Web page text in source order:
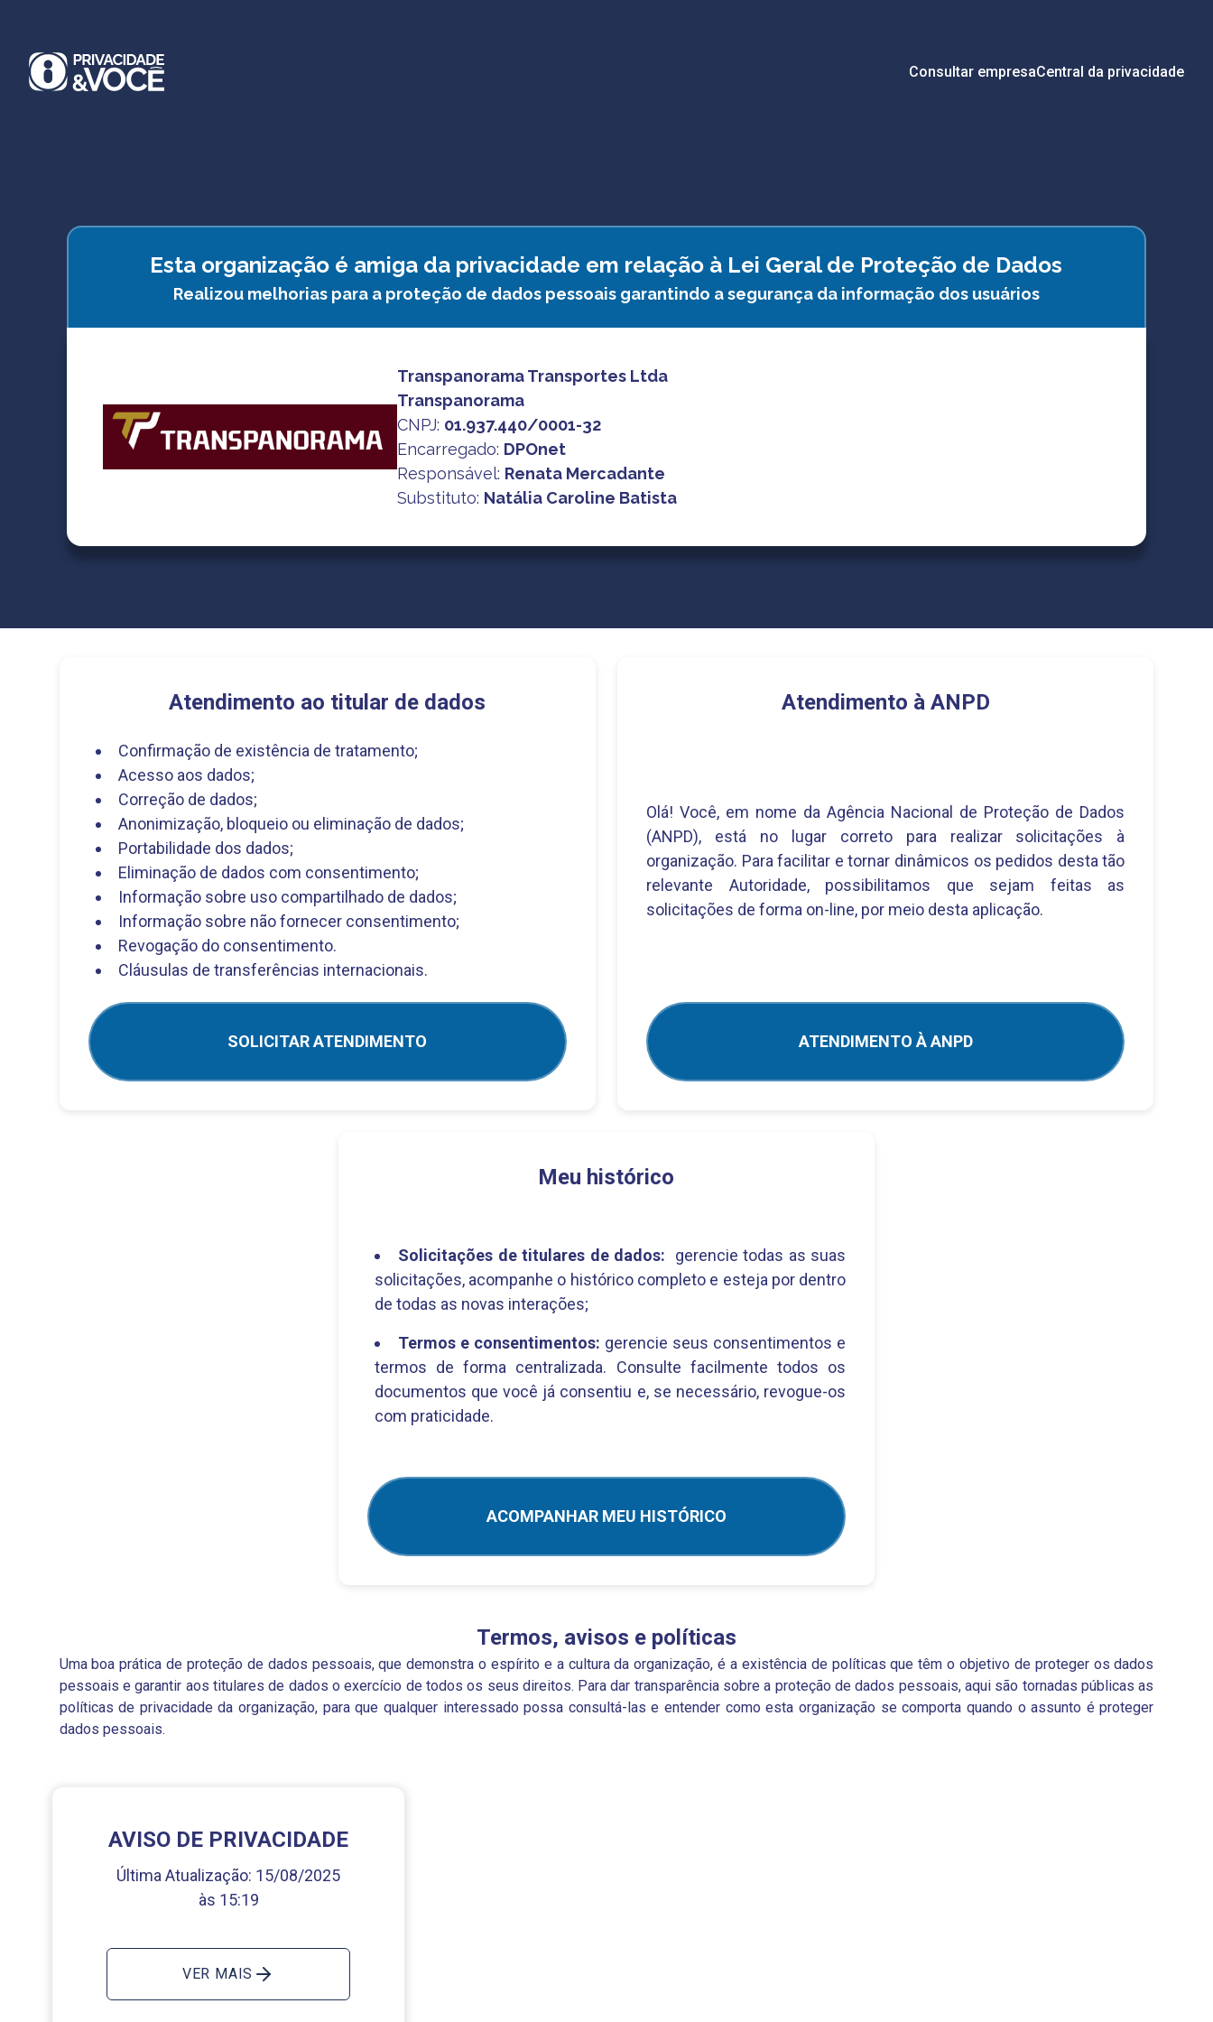
Consultar empresaCentral da privacidade
Esta organização é amiga da privacidade em relação à Lei Geral de Proteção de Dados
Realizou melhorias para a proteção de dados pessoais garantindo a segurança da informação dos usuários
Transpanorama Transportes Ltda
Transpanorama
CNPJ: 01.937.440/0001-32
Encarregado: DPOnet
Responsável: Renata Mercadante
Substituto: Natália Caroline Batista
Atendimento ao titular de dados
Confirmação de existência de tratamento;
Acesso aos dados;
Correção de dados;
Anonimização, bloqueio ou eliminação de dados;
Portabilidade dos dados;
Eliminação de dados com consentimento;
Informação sobre uso compartilhado de dados;
Informação sobre não fornecer consentimento;
Revogação do consentimento.
Cláusulas de transferências internacionais.
SOLICITAR ATENDIMENTO
Atendimento à ANPD
Olá! Você, em nome da Agência Nacional de Proteção de Dados
(ANPD), está no lugar correto para realizar solicitações à
organização. Para facilitar e tornar dinâmicos os pedidos desta tão
relevante Autoridade, possibilitamos que sejam feitas as
solicitações de forma on-line, por meio desta aplicação.
ATENDIMENTO À ANPD
Meu histórico
Solicitações de titulares de dados: gerencie todas as suas
solicitações, acompanhe o histórico completo e esteja por dentro
de todas as novas interações;
Termos e consentimentos: gerencie seus consentimentos e
termos de forma centralizada. Consulte facilmente todos os
documentos que você já consentiu e, se necessário, revogue-os
com praticidade.
ACOMPANHAR MEU HISTÓRICO
Termos, avisos e políticas
Uma boa prática de proteção de dados pessoais, que demonstra o espírito e a cultura da organização, é a existência de políticas que têm o objetivo de proteger os dados
pessoais e garantir aos titulares de dados o exercício de todos os seus direitos. Para dar transparência sobre a proteção de dados pessoais, aqui são tornadas públicas as
políticas de privacidade da organização, para que qualquer interessado possa consultá-las e entender como esta organização se comporta quando o assunto é proteger
dados pessoais.
AVISO DE PRIVACIDADE
Última Atualização: 15/08/2025
às 15:19
VER MAIS